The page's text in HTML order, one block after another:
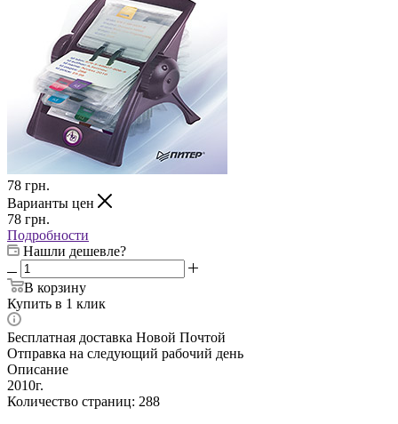
78 грн.
Варианты цен
78 грн.
Подробности
Нашли дешевле?
В корзину
Купить в 1 клик
Бесплатная доставка Новой Почтой
Отправка на следующий рабочий день
Описание
2010г.
Количество страниц: 288